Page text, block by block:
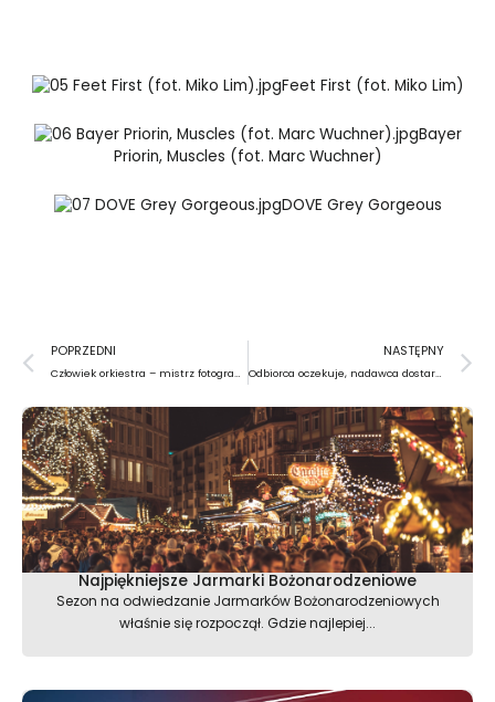
Feet First (fot. Miko Lim)
Bayer
Priorin, Muscles (fot. Marc Wuchner)
DOVE Grey Gorgeous
Prev
POPRZEDNI
Człowiek orkiestra – mistrz fotogramu
NASTĘPNY
Odbiorca oczekuje, nadawca dostarcza
Najpiękniejsze Jarmarki Bożonarodzeniowe
Sezon na odwiedzanie Jarmarków Bożonarodzeniowych
właśnie się rozpoczął. Gdzie najlepiej...